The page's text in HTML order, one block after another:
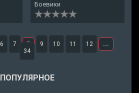
Боевики
6 7 8 9 10 11 12
...
34
ПОПУЛЯРНОЕ